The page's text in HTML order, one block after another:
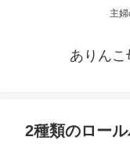
主
ありんこ
2種類のロー